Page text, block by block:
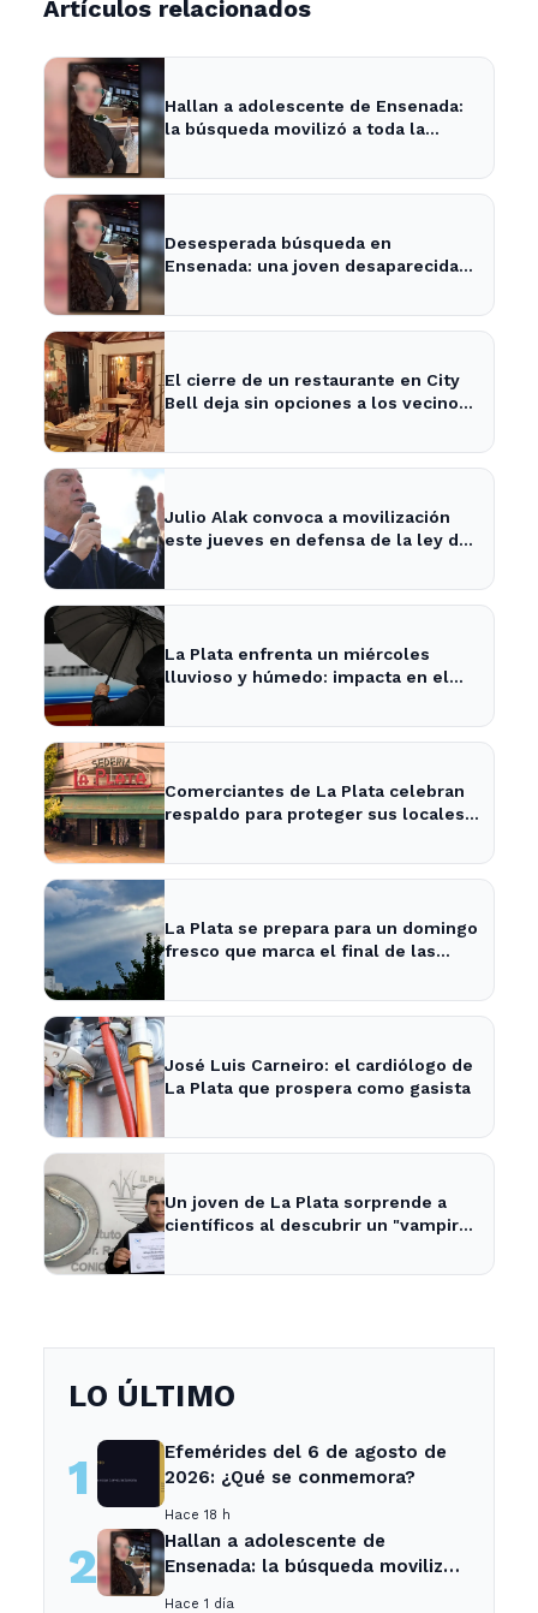
Artículos relacionados
Hallan a adolescente de Ensenada:
la búsqueda movilizó a toda la
Desesperada búsqueda en
Ensenada: una joven desaparecida
El cierre de un restaurante en City
Bell deja sin opciones a los vecinos
Julio Alak convoca a movilización
este jueves en defensa de la ley de
La Plata enfrenta un miércoles
lluvioso y húmedo: impacta en el
Comerciantes de La Plata celebran
respaldo para proteger sus locales
La Plata se prepara para un domingo
fresco que marca el final de las
José Luis Carneiro: el cardiólogo de
La Plata que prospera como gasista
Un joven de La Plata sorprende a
científicos al descubrir un "vampiro
LO ÚLTIMO
1
Efemérides del 6 de agosto de
2026: ¿Qué se conmemora?
Hace 18 h
2
Hallan a adolescente de
Ensenada: la búsqueda movilizó
Hace 1 día